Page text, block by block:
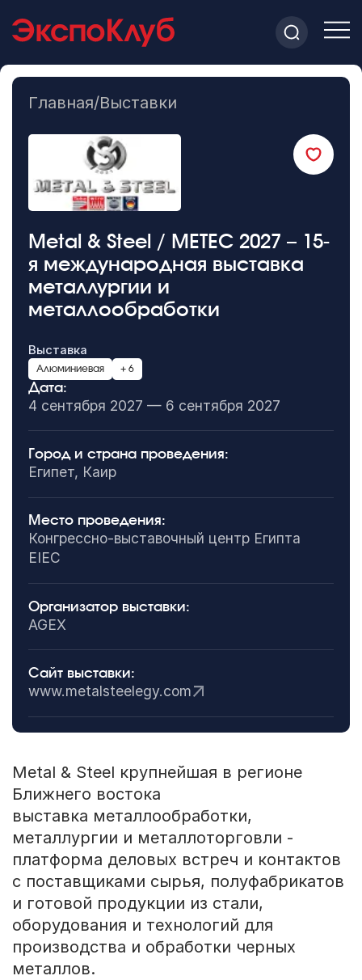
Главная/Выставки
Metal & Steel / METEC 2027 – 15-
я международная выставка
металлургии и
металлообработки
Выставка
Алюминиевая + 6
Дата:
4 сентября 2027 — 6 сентября 2027
Город и страна проведения:
Египет, Каир
Место проведения:
Конгрессно-выставочный центр Египта
EIEC
Организатор выставки:
AGEX
Сайт выставки:
www.metalsteelegy.com
Metal & Steel крупнейшая в регионе
Ближнего востока
выставка металлообработки,
металлургии и металлоторговли -
платформа деловых встреч и контактов
с поставщиками сырья, полуфабрикатов
и готовой продукции из стали,
оборудования и технологий для
производства и обработки черных
металлов.